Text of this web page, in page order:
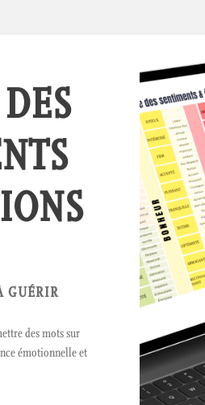
GUÉRIR
des mots sur
émotionnelle et